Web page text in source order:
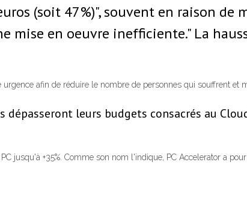
(soit 47%)", souvent en raison
mise en oeuvre inefficiente." La
urgence afin de réduire le nombre de personnes qui souffrent
dépasseront leurs budgets consacrés au
jusqu'à +35%. Comme son nom l'indique, PC Accelerator a